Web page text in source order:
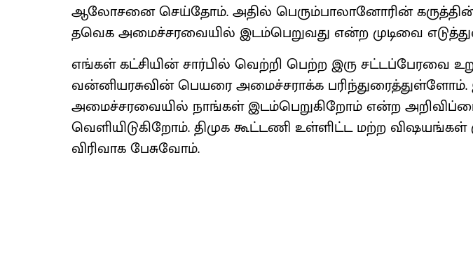
ஆலோசனை செய்தோம். அதில் பெரும்பாலானோரின்
தவெக அமைச்சரவையில் இடம்பெறுவது என்ற முடிவை
எங்கள் கட்சியின் சார்பில் வெற்றி பெற்ற இரு சட்டப்பேரவை
வன்னியரசுவின் பெயரை அமைச்சராக்க
அமைச்சரவையில் நாங்கள் இடம்பெறுகிறோம் என்ற
வெளியிடுகிறோம். திமுக கூட்டணி உள்ளிட்ட மற்ற விஷயங்கள்
விரிவாக பேசுவோம்.